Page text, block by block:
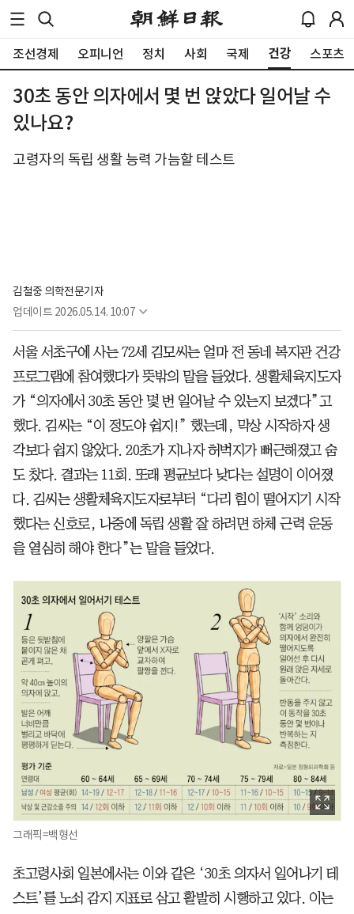
조선경제 오피니언 정치 사회 국제 건강 스포츠
30초 동안 의자에서 몇 번 앉았다 일어날 수
있나요?
고령자의 독립 생활 능력 가늠할 테스트
김철중 의학전문기자
업데이트 2026.05.14. 10:07
서울 서초구에 사는 72세 김모씨는 얼마 전 동네 복지관 건강
프로그램에 참여했다가 뜻밖의 말을 들었다. 생활체육지도자
가 “의자에서 30초 동안 몇 번 일어날 수 있는지 보겠다”고
했다. 김씨는 “이 정도야 쉽지!” 했는데, 막상 시작하자 생
각보다 쉽지 않았다. 20초가 지나자 허벅지가 뻐근해졌고 숨
도 찼다. 결과는 11회. 또래 평균보다 낮다는 설명이 이어졌
다. 김씨는 생활체육지도자로부터 “다리 힘이 떨어지기 시작
했다는 신호로, 나중에 독립 생활 잘 하려면 하체 근력 운동
을 열심히 해야 한다”는 말을 들었다.
그래픽=백형선
초고령사회 일본에서는 이와 같은 ‘30초 의자서 일어나기 테
스트’를 노쇠 감지 지표로 삼고 활발히 시행하고 있다. 이는